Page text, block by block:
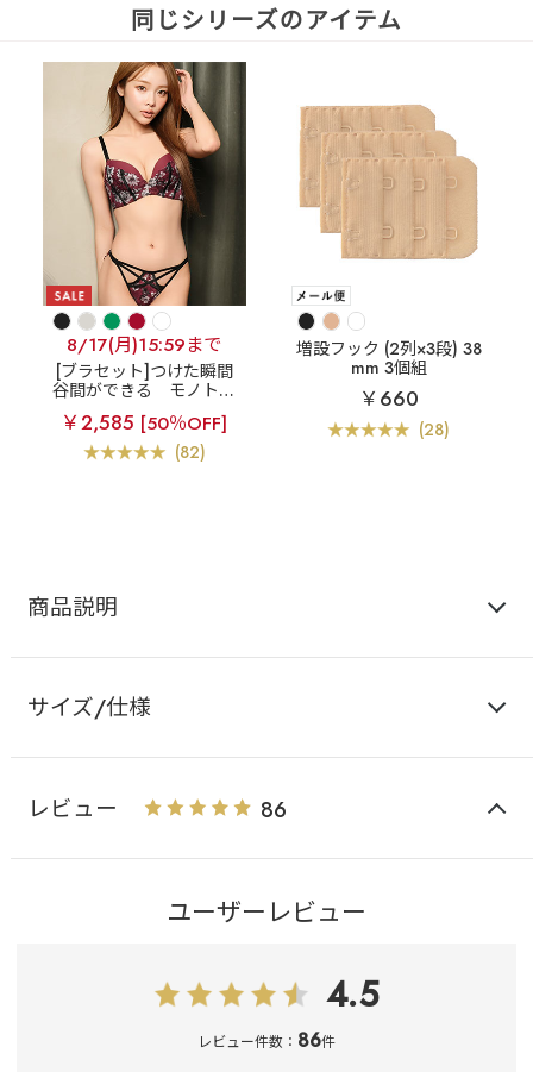
同じシリーズのアイテム
8/17(月)15:59まで
[ブラセット]つけた瞬間
谷間ができる
モノトー
ン フラワーレース 超盛
ブラ(R) ブラジャー&ショ
ーツ
￥2,585 [50％OFF]
(82)
増設フック (2列×3段) 38
mm 3個組
￥660
(28)
商品説明
サイズ/仕様
レビュー 86
ユーザーレビュー
4.5
レビュー件数： 86件